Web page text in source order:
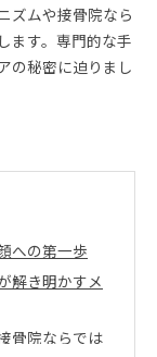
ズムや接骨院なら
ます。専門的な手
の秘密に迫りまし
への第一歩
解き明かすメ
骨院ならでは